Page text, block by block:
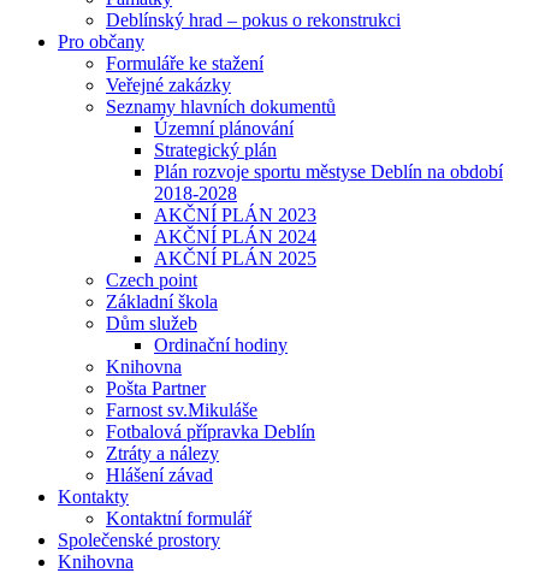
Deblínský hrad – pokus o rekonstrukci
Pro občany
Formuláře ke stažení
Veřejné zakázky
Seznamy hlavních dokumentů
Územní plánování
Strategický plán
Plán rozvoje sportu městyse Deblín na období
2018-2028
AKČNÍ PLÁN 2023
AKČNÍ PLÁN 2024
AKČNÍ PLÁN 2025
Czech point
Základní škola
Dům služeb
Ordinační hodiny
Knihovna
Pošta Partner
Farnost sv.Mikuláše
Fotbalová přípravka Deblín
Ztráty a nálezy
Hlášení závad
Kontakty
Kontaktní formulář
Společenské prostory
Knihovna